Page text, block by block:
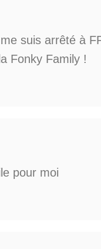
suis arrêté à
Fonky Family !
pour moi